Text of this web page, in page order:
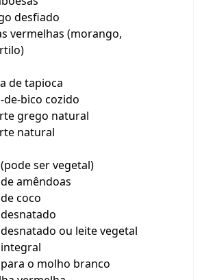
desfiado
vermelhas (morango,
de tapioca
de-bico cozido
grego natural
natural
ser vegetal)
amêndoas
coco
ou leite vegetal
o molho branco